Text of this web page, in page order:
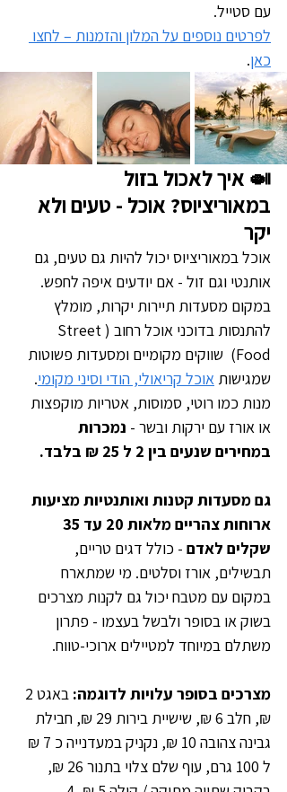
עם סטייל.
לפרטים נוספים על המלון והזמנות – לחצו
כאן.
🍛 איך לאכול בזול
במאוריציוס? אוכל - טעים ולא
יקר
אוכל במאוריציוס יכול להיות גם טעים, גם
אותנטי וגם זול - אם יודעים איפה לחפש.
במקום מסעדות תיירות יקרות, מומלץ
להתנסות בדוכני אוכל רחוב (Street
Food)  שווקים מקומיים ומסעדות פשוטות
שמגישות אוכל קריאולי, הודי וסיני מקומי.
מנות כמו רוטי, סמוסות, אטריות מוקפצות
או אורז עם ירקות ובשר - נמכרות
במחירים שנעים בין 2 ל 25 ₪ בלבד.
גם מסעדות קטנות ואותנטיות מציעות
שקלים לאדם - כולל דגים טריים,
תבשילים, אורז וסלטים. מי שמתארח
במקום עם מטבח יכול גם לקנות מצרכים
בשוק או בסופר ולבשל בעצמו - פתרון
משתלם במיוחד למטיילים ארוכי-טווח.
מצרכים בסופר עלויות לדוגמה:
₪, חלב 6 ₪, שישיית בירות 29 ₪, חבילת
גבינה צהובה 10 ₪, נקניק במעדנייה כ 7 ₪
ל 100 גרם, עוף שלם צלוי בתנור 26 ₪,